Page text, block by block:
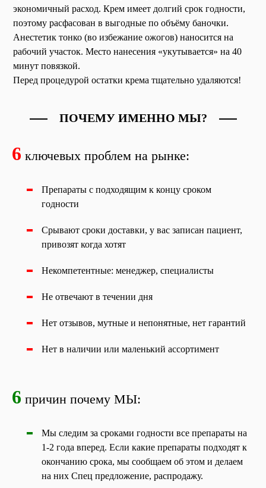
экономичный расход. Крем имеет долгий срок годности,
поэтому расфасован в выгодные по объёму баночки.
Анестетик тонко (во избежание ожогов) наносится на
рабочий участок. Место нанесения «укутывается» на 40
минут повязкой.
Перед процедурой остатки крема тщательно удаляются!
ПОЧЕМУ ИМЕННО МЫ?
6 ключевых проблем на рынке:
Препараты с подходящим к концу сроком
годности
Срывают сроки доставки, у вас записан пациент,
привозят когда хотят
Некомпетентные: менеджер, специалисты
Не отвечают в течении дня
Нет отзывов, мутные и непонятные, нет гарантий
Нет в наличии или маленький ассортимент
6 причин почему МЫ:
Мы следим за сроками годности все препараты на
1-2 года вперед. Если какие препараты подходят к
окончанию срока, мы сообщаем об этом и делаем
на них Спец предложение, распродажу.